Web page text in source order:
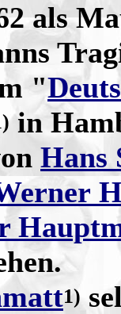
als
"
in
Hans
1)